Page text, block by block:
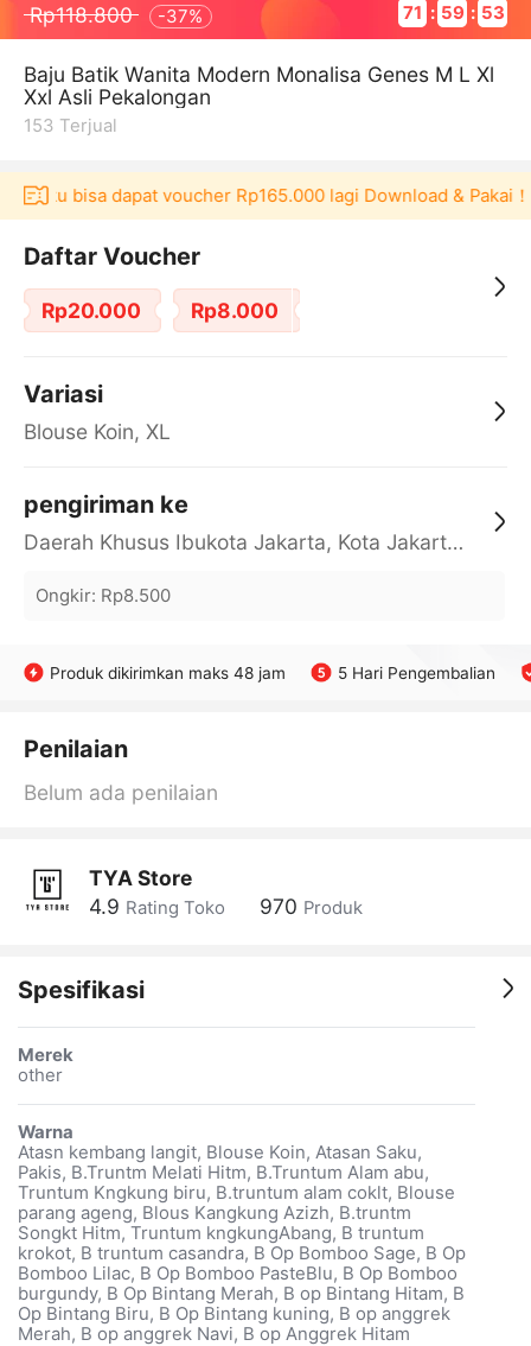
Rp118.800 -37% 71 : 59 : 53
Baju Batik Wanita Modern Monalisa Genes M L Xl
Xxl Asli Pekalongan
153 Terjual
bisa dapat voucher Rp165.000 lagi Download & Pakai！
Daftar Voucher
Rp20.000 Rp8.000
Variasi
Blouse Koin, XL
pengiriman ke
Daerah Khusus Ibukota Jakarta, Kota Jakarta Barat, Cengkareng, yy
Ongkir: Rp8.500
Produk dikirimkan maks 48 jam 5 Hari Pengembalian
Penilaian
Belum ada penilaian
TYA Store
4.9 Rating Toko 970 Produk
Spesifikasi
Merek
other
Warna
Atasn kembang langit, Blouse Koin, Atasan Saku,
Pakis, B.Truntm Melati Hitm, B.Truntum Alam abu,
Truntum Kngkung biru, B.truntum alam coklt, Blouse
parang ageng, Blous Kangkung Azizh, B.truntm
Songkt Hitm, Truntum kngkungAbang, B truntum
krokot, B truntum casandra, B Op Bomboo Sage, B Op
Bomboo Lilac, B Op Bomboo PasteBlu, B Op Bomboo
burgundy, B Op Bintang Merah, B op Bintang Hitam, B
Op Bintang Biru, B Op Bintang kuning, B op anggrek
Merah, B op anggrek Navi, B op Anggrek Hitam